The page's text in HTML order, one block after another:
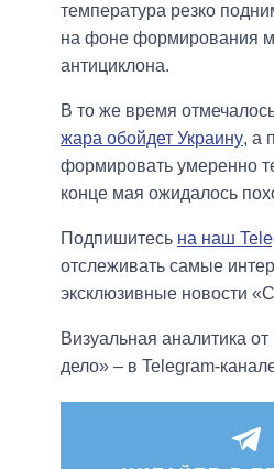
температура резко
на фоне формирования
антициклона.
В то же время
жара обойдет Украину, а
формировать умеренно
конце мая ожидалось
Подпишитесь на наш
отслеживать самые
эксклюзивные новости
Визуальная аналитика
дело» – в Telegram-